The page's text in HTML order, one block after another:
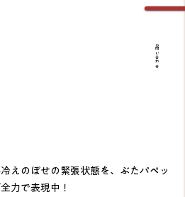
えのぼせの緊張状態を、ぶたパペッ
全力で表現中！
お問い合わせ